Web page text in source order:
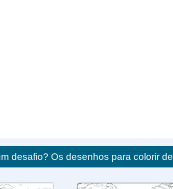
desafio? Os desenhos para colorir de